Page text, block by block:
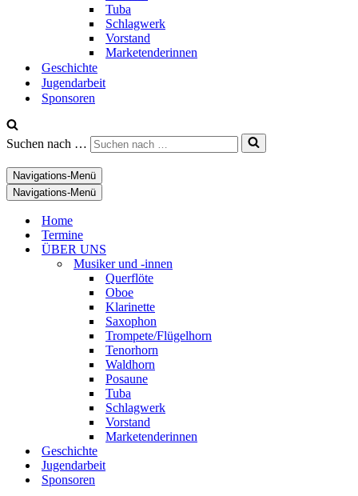
Tuba
Schlagwerk
Vorstand
Marketenderinnen
Geschichte
Jugendarbeit
Sponsoren
Suchen nach …
Navigations-Menü
Navigations-Menü
Home
Termine
ÜBER UNS
Musiker und -innen
Querflöte
Oboe
Klarinette
Saxophon
Trompete/Flügelhorn
Tenorhorn
Waldhorn
Posaune
Tuba
Schlagwerk
Vorstand
Marketenderinnen
Geschichte
Jugendarbeit
Sponsoren